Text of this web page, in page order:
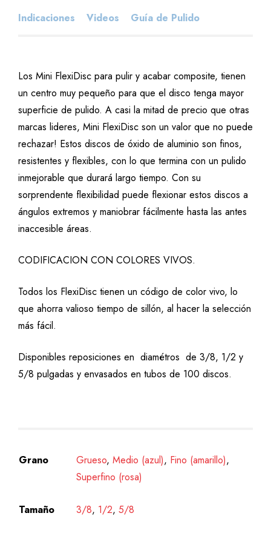
Indicaciones Videos Guía de Pulido
Los Mini FlexiDisc para pulir y acabar composite, tienen
un centro muy pequeño para que el disco tenga mayor
superficie de pulido. A casi la mitad de precio que otras
marcas lideres, Mini FlexiDisc son un valor que no puede
rechazar! Estos discos de óxido de aluminio son finos,
resistentes y flexibles, con lo que termina con un pulido
inmejorable que durará largo tiempo. Con su
sorprendente flexibilidad puede flexionar estos discos a
ángulos extremos y maniobrar fácilmente hasta las antes
inaccesible áreas.
CODIFICACION CON COLORES VIVOS.
Todos los FlexiDisc tienen un código de color vivo, lo
que ahorra valioso tiempo de sillón, al hacer la selección
más fácil.
Disponibles reposiciones en diamétros de 3/8, 1/2 y
5/8 pulgadas y envasados en tubos de 100 discos.
Grano Grueso, Medio (azul), Fino (amarillo),
Superfino (rosa)
Tamaño 3/8, 1/2, 5/8